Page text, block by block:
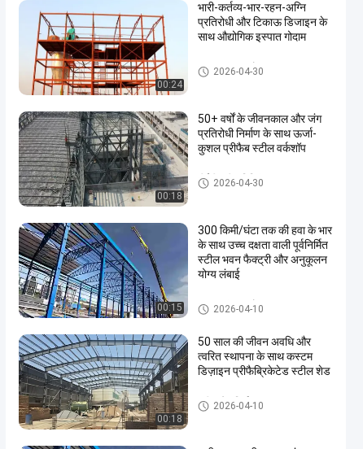
00:24
भारी-कर्तव्य-भार-रहन-अग्नि
प्रतिरोधी और टिकाऊ डिजाइन के
साथ औद्योगिक इस्पात गोदाम
इस्पात संरचना गोदाम
2026-04-30
00:18
50+ वर्षों के जीवनकाल और जंग
प्रतिरोधी निर्माण के साथ ऊर्जा-
कुशल प्रीफैब स्टील वर्कशॉप
पीईबी स्टील बिल्डिंग
2026-04-30
00:15
300 किमी/घंटा तक की हवा के भार
के साथ उच्च दक्षता वाली पूर्वनिर्मित
स्टील भवन फैक्ट्री और अनुकूलन
योग्य लंबाई
इस्पात संरचना गोदाम
2026-04-10
00:18
50 साल की जीवन अवधि और
त्वरित स्थापना के साथ कस्टम
डिज़ाइन प्रीफैब्रिकेटेड स्टील शेड
स्टील शेड निर्माण
2026-04-10